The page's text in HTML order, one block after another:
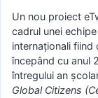
Un nou proiect
cadrul unei
internaționali fiind
începând cu anul
întregului an
Global Citizens